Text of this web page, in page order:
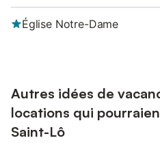
Église Notre-Dame
Autres idées de
locations qui
Saint-Lô